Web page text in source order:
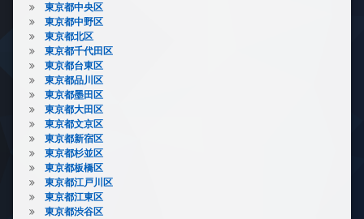
東京都中央区
東京都中野区
東京都北区
東京都千代田区
東京都台東区
東京都品川区
東京都墨田区
東京都大田区
東京都文京区
東京都新宿区
東京都杉並区
東京都板橋区
東京都江戸川区
東京都江東区
東京都渋谷区